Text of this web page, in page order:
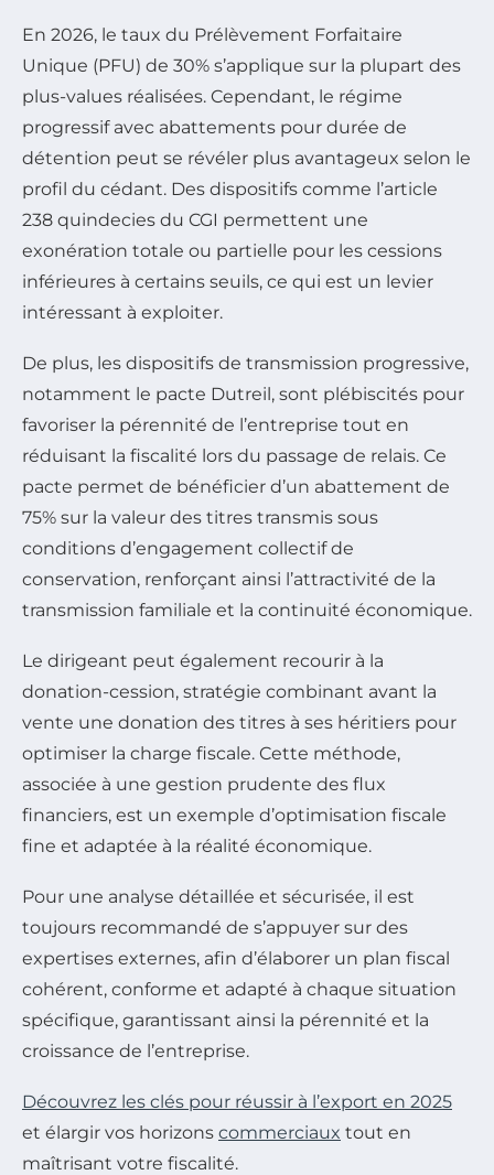
En 2026, le taux du Prélèvement Forfaitaire
Unique (PFU) de 30% s’applique sur la plupart des
plus-values réalisées. Cependant, le régime
progressif avec abattements pour durée de
détention peut se révéler plus avantageux selon le
profil du cédant. Des dispositifs comme l’article
238 quindecies du CGI permettent une
exonération totale ou partielle pour les cessions
inférieures à certains seuils, ce qui est un levier
intéressant à exploiter.
De plus, les dispositifs de transmission progressive,
notamment le pacte Dutreil, sont plébiscités pour
favoriser la pérennité de l’entreprise tout en
réduisant la fiscalité lors du passage de relais. Ce
pacte permet de bénéficier d’un abattement de
75% sur la valeur des titres transmis sous
conditions d’engagement collectif de
conservation, renforçant ainsi l’attractivité de la
transmission familiale et la continuité économique.
Le dirigeant peut également recourir à la
donation-cession, stratégie combinant avant la
vente une donation des titres à ses héritiers pour
optimiser la charge fiscale. Cette méthode,
associée à une gestion prudente des flux
financiers, est un exemple d’optimisation fiscale
fine et adaptée à la réalité économique.
Pour une analyse détaillée et sécurisée, il est
toujours recommandé de s’appuyer sur des
expertises externes, afin d’élaborer un plan fiscal
cohérent, conforme et adapté à chaque situation
spécifique, garantissant ainsi la pérennité et la
croissance de l’entreprise.
Découvrez les clés pour réussir à l’export en 2025
et élargir vos horizons commerciaux tout en
maîtrisant votre fiscalité.